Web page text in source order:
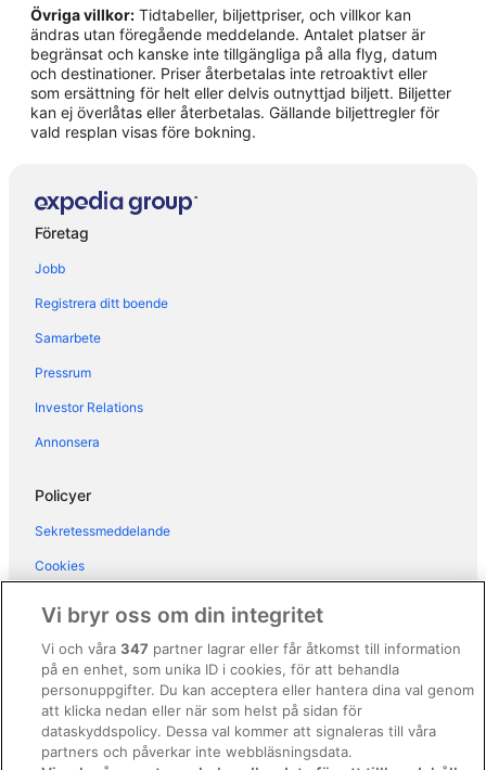
Hotell i Råneå
Hotell i Sävast
Hotell i Sinksundet
Hotell i Södra Sunderbyn
Hotell i Ubbyn
Övriga villkor: Tidtabeller, biljettpriser, och villkor kan
ändras utan föregående meddelande. Antalet platser är
begränsat och kanske inte tillgängliga på alla flyg, datum
och destinationer. Priser återbetalas inte retroaktivt eller
som ersättning för helt eller delvis outnyttjad biljett. Biljetter
kan ej överlåtas eller återbetalas. Gällande biljettregler för
vald resplan visas före bokning.
Företag
Jobb
Registrera ditt boende
Samarbete
Pressrum
Investor Relations
Annonsera
Policyer
Sekretessmeddelande
Cookies
Regler och villkor för Vrbo
Tillgänglighetsanpassning
Juridisk information/Kontakta oss
Vi bryr oss om din integritet
Vi och våra347 partner lagrar eller får åtkomst till information
på en enhet, som unika ID i cookies, för att behandla
personuppgifter. Du kan acceptera eller hantera dina val genom
att klicka nedan eller när som helst på sidan för
dataskyddspolicy. Dessa val kommer att signaleras till våra
partners och påverkar inte webbläsningsdata.